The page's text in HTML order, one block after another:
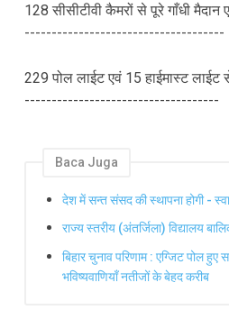
128 सीसीटीवी कैमरों से पूरे गाँधी
-------------------------------------
229 पोल लाईट एवं 15 हाईमास्ट लाईट
------------------------------------
Baca Juga
देश में सन्त संसद की स्थापना होगी -
राज्य स्तरीय (अंतर्जिला) विद्यालय
बिहार चुनाव परिणाम : एग्जिट पोल
भविष्यवाणियाँ नतीजों के बेहद करीब